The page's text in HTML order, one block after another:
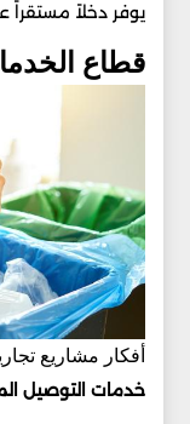
يوفر دخلاً مستقراً
قطاع
أفكار مشاريع
خدمات التوصيل